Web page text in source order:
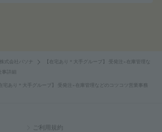
株式会社パソナ
【在宅あり＊大手グループ】 受発注×在庫管理な
事詳細
在宅あり＊大手グループ】 受発注×在庫管理などのコツコツ営業事務
ご利用規約